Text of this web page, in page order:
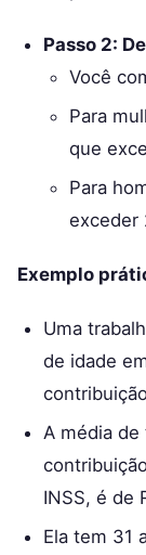
Passo 2:
Você
Para
que
Para
exceder
Exemplo
Uma
de idade
A média
INSS, é de
Ela tem 31